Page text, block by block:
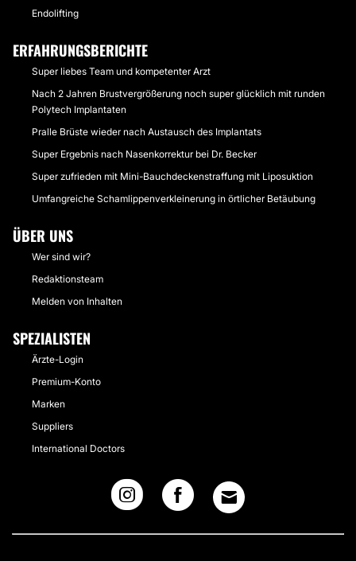
Endolifting
ERFAHRUNGSBERICHTE
Super liebes Team und kompetenter Arzt
Nach 2 Jahren Brustvergrößerung noch super glücklich mit runden
Polytech Implantaten
Pralle Brüste wieder nach Austausch des Implantats
Super Ergebnis nach Nasenkorrektur bei Dr. Becker
Super zufrieden mit Mini-Bauchdeckenstraffung mit Liposuktion
Umfangreiche Schamlippenverkleinerung in örtlicher Betäubung
ÜBER UNS
Wer sind wir?
Redaktionsteam
Melden von Inhalten
SPEZIALISTEN
Ärzte-Login
Premium-Konto
Marken
Suppliers
International Doctors